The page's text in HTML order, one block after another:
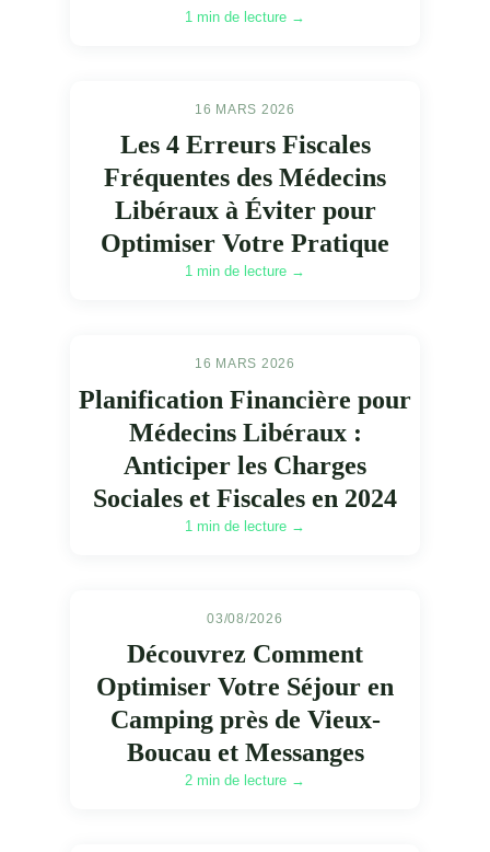
1 min de lecture →
16 MARS 2026
Les 4 Erreurs Fiscales
Fréquentes des Médecins
Libéraux à Éviter pour
Optimiser Votre Pratique
1 min de lecture →
16 MARS 2026
Planification Financière pour
Médecins Libéraux :
Anticiper les Charges
Sociales et Fiscales en 2024
1 min de lecture →
03/08/2026
Découvrez Comment
Optimiser Votre Séjour en
Camping près de Vieux-
Boucau et Messanges
2 min de lecture →